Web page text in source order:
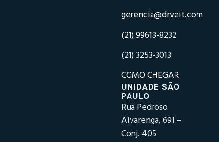
gerencia@drveit.com
(21) 99618-8232
(21) 3253-3013
COMO CHEGAR
UNIDADE SÃO
PAULO
Rua Pedroso
Alvarenga, 691 –
Conj. 405